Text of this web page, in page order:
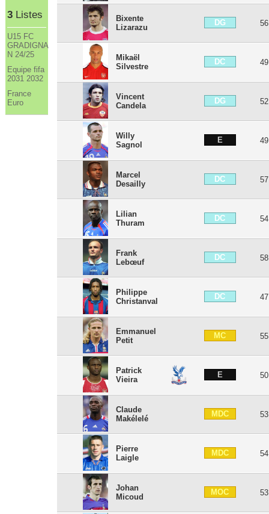
3Listes
U15 FC
GRADIGNA
N 24/25
Equipe fifa
2031 2032
France
Euro
Bixente
Lizarazu
DG 56
Mikaël
Silvestre
DC 49
Vincent
Candela
DG 52
Willy
Sagnol
E 49
Marcel
Desailly
DC 57
Lilian
Thuram
DC 54
Frank
Lebœuf
DC 58
Philippe
Christanval
DC 47
Emmanuel
Petit
MC 55
Patrick
Vieira
E 50
Claude
Makélelé
MDC 53
Pierre
Laigle
MDC 54
Johan
Micoud
MOC 53